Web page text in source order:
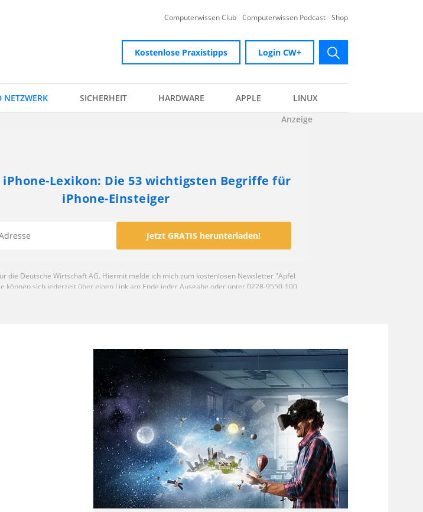
Computerwissen Club Computerwissen Podcast Shop
Kostenlose Praxistipps
Login CW+
submit
NETZWERK SICHERHEIT HARDWARE APPLE LINUX